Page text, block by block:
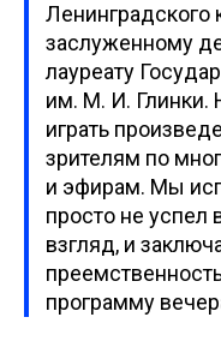
Ленинградского
заслуженному
лауреату
им. М. И. Глинки.
играть
зрителям по
и эфирам. Мы
просто не успел
взгляд, и
программу